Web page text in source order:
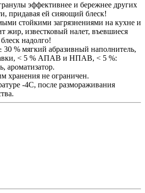
эффективнее и бережнее других
придавая ей сияющий блеск!
стойкими загрязнениями на кухне и
жир, известковый налет, въевшиеся
надолго!
30 % мягкий абразивный наполнитель,
< 5 % АПАВ и НПАВ, < 5 %:
ароматизатор.
хранения не ограничен.
-4С, после размораживания